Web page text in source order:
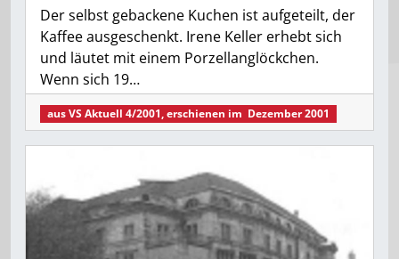
Der selbst gebackene Kuchen ist aufgeteilt, der
Kaffee ausgeschenkt. Irene Keller erhebt sich
und läutet mit einem Porzellanglöckchen.
Wenn sich 19…
ausVS Aktuell 4/2001, erschienen im Dezember 2001